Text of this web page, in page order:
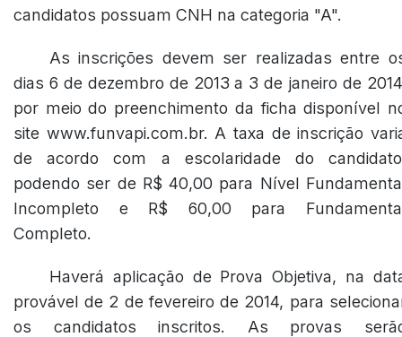
candidatos possuam CNH na categoria "A".
As inscrições devem ser realizadas entre
dias 6 de dezembro de 2013 a 3 de janeiro de
por meio do preenchimento da ficha disponível
site www.funvapi.com.br. A taxa de inscrição
de acordo com a escolaridade do
podendo ser de R$ 40,00 para Nível
Incompleto e R$ 60,00 para
Completo.
Haverá aplicação de Prova Objetiva, na
provável de 2 de fevereiro de 2014, para
os candidatos inscritos. As provas